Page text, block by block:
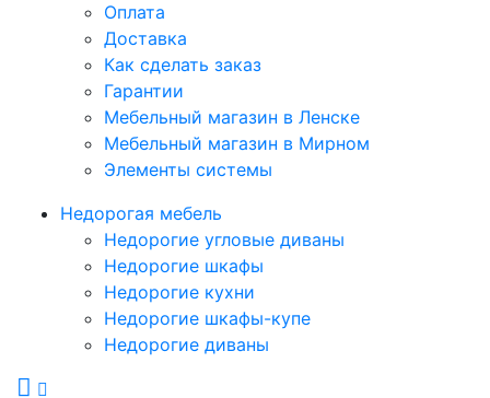
Оплата
Доставка
Как сделать заказ
Гарантии
Мебельный магазин в Ленске
Мебельный магазин в Мирном
Элементы системы
Недорогая мебель
Недорогие угловые диваны
Недорогие шкафы
Недорогие кухни
Недорогие шкафы-купе
Недорогие диваны